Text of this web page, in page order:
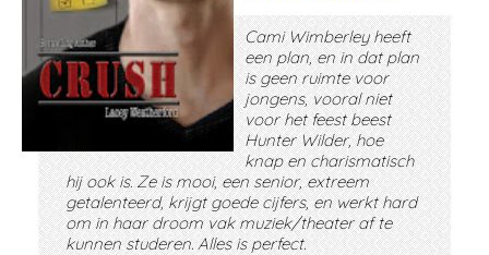
Cami Wimberley heeft
een plan, en in dat plan
is geen ruimte voor
jongens, vooral niet
voor het feest beest
Hunter Wilder, hoe
knap en charismatisch
hij ook is. Ze is mooi, een senior, extreem
getalenteerd, krijgt goede cijfers, en werkt hard
om in haar droom vak muziek/theater af te
kunnen studeren. Alles is perfect.